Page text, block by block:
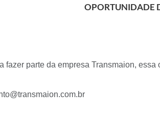
OPORTUNIDADE
fazer parte da empresa Transmaion, essa